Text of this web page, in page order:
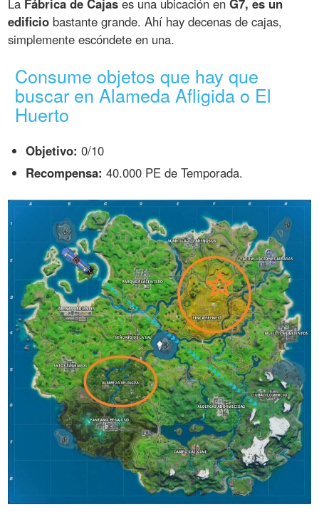
La Fábrica de Cajas es una ubicación enG7, es un
edificio bastante grande. Ahí hay decenas de cajas,
simplemente escóndete en una.
Consume objetos que hay que
buscar en Alameda Afligida o El
Huerto
Objetivo: 0/10
Recompensa: 40.000 PE de Temporada.